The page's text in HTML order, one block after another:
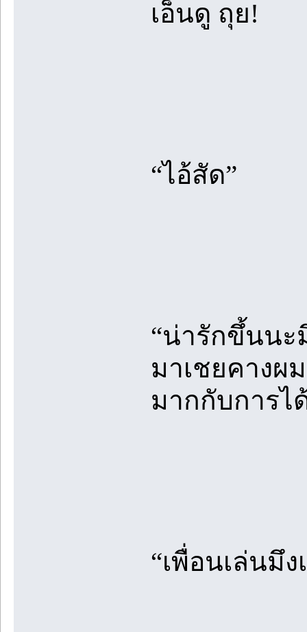
เอ็นดู ถุย!
“ไอ้สัด”
“น่ารักขึ้นนะ
มาเชยคาง
มากกับการไ
“เพื่อนเล่นมึ